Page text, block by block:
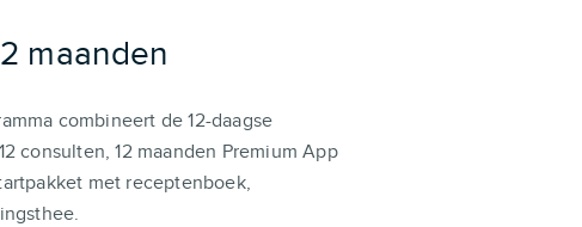
maanden
combineert de 12-daagse
consulten, 12 maanden Premium App
met receptenboek,